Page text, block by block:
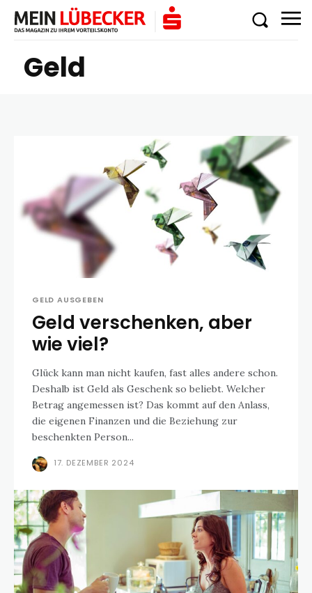
Geld
GELD AUSGEBEN
Geld verschenken, aber
wie viel?
Glück kann man nicht kaufen, fast alles andere schon.
Deshalb ist Geld als Geschenk so beliebt. Welcher
Betrag angemessen ist? Das kommt auf den Anlass,
die eigenen Finanzen und die Beziehung zur
beschenkten Person...
17. DEZEMBER 2024